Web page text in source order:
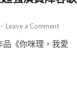
- Leave a Comment
《你咪理，我愛